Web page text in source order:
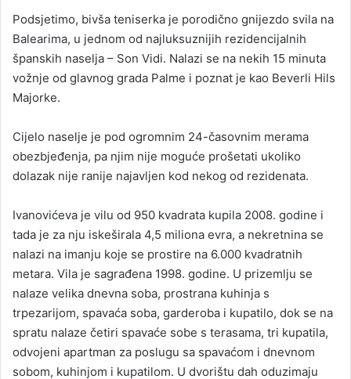
Podsjetimo, bivša teniserka je porodično gnijezdo svila na
Balearima, u jednom od najluksuznijih rezidencijalnih
španskih naselja – Son Vidi. Nalazi se na nekih 15 minuta
vožnje od glavnog grada Palme i poznat je kao Beverli Hils
Majorke.
Cijelo naselje je pod ogromnim 24-časovnim merama
obezbjeđenja, pa njim nije moguće prošetati ukoliko
dolazak nije ranije najavljen kod nekog od rezidenata.
Ivanovićeva je vilu od 950 kvadrata kupila 2008. godine i
tada je za nju iskeširala 4,5 miliona evra, a nekretnina se
nalazi na imanju koje se prostire na 6.000 kvadratnih
metara. Vila je sagrađena 1998. godine. U prizemlju se
nalaze velika dnevna soba, prostrana kuhinja s
trpezarijom, spavaća soba, garderoba i kupatilo, dok se na
spratu nalaze četiri spavaće sobe s terasama, tri kupatila,
odvojeni apartman za poslugu sa spavaćom i dnevnom
sobom, kuhinjom i kupatilom. U dvorištu dah oduzimaju